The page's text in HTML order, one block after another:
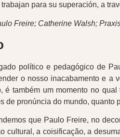
para su superación, a
Freire; Catherine Walsh;
político e pedagógico de
o nosso inacabamento e a
é também um momento no
de pronúncia do mundo, quanto
que Paulo Freire, no
cultural, a coisificação, a